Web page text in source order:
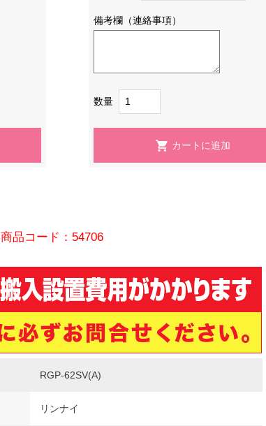
備考欄（連絡事項）
数量
商品コード：54706
RGP-62SV(A)
リンナイ